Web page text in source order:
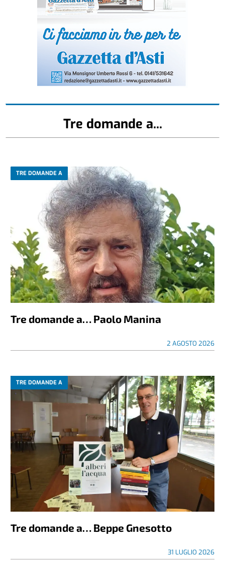
Tre domande a...
TRE DOMANDE A
Tre domande a… Paolo Manina
2 AGOSTO 2026
TRE DOMANDE A
Tre domande a… Beppe Gnesotto
31 LUGLIO 2026